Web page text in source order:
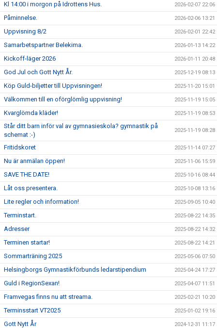
Kl 14:00 i morgon på Idrottens Hus. 2026-02-07 22:06
Påminnelse. 2026-02-06 13:21
Uppvisning 8/2 2026-02-01 22:42
Samarbetspartner Belekima. 2026-01-13 14:22
Kickoff-läger 2026 2026-01-11 20:48
God Jul och Gott Nytt År. 2025-12-19 08:13
Köp Guld-biljetter till Uppvisningen! 2025-11-20 15:01
Välkommen till en oförglömlig uppvisning! 2025-11-19 15:05
Kvarglömda kläder! 2025-11-19 08:53
Står ditt barn inför val av gymnasieskola? gymnastik på
schemat :-)
2025-11-19 08:28
Fritidskoret 2025-11-14 07:27
Nu är anmälan öppen! 2025-11-06 15:59
SAVE THE DATE! 2025-10-16 08:44
Låt oss presentera. 2025-10-08 13:16
Lite regler och information! 2025-09-05 10:40
Terminstart. 2025-08-22 14:35
Adresser 2025-08-22 14:32
Terminen startar! 2025-08-22 14:21
Sommarträning 2025 2025-05-06 07:50
Helsingborgs Gymnastikförbunds ledarstipendium 2025-04-24 17:27
Guld i RegionSexan! 2025-04-07 11:51
Framvegas finns nu att streama. 2025-02-21 10:20
Terminsstart VT2025 2025-01-02 19:16
Gott Nytt År 2024-12-31 11:17